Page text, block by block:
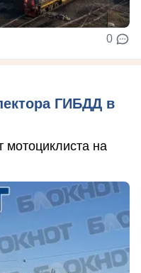
0
ГИБДД в
мотоциклиста на